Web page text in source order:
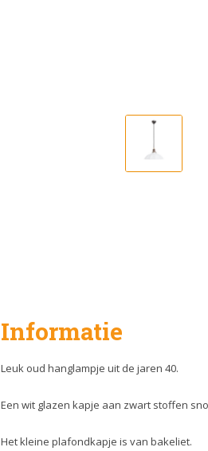
Informatie
Leuk oud hanglampje uit de jaren 40.
Een wit glazen kapje aan zwart stoffen
Het kleine plafondkapje is van bakeliet.